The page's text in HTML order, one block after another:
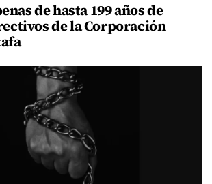
de hasta 199 años de
de la Corporación